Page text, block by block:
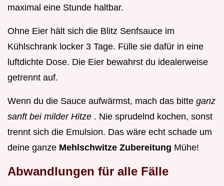
maximal eine Stunde haltbar.
Ohne Eier hält sich die Blitz Senfsauce im
Kühlschrank locker 3 Tage. Fülle sie dafür in eine
luftdichte Dose. Die Eier bewahrst du idealerweise
getrennt auf.
Wenn du die Sauce aufwärmst, mach das bitte ganz
sanft bei milder Hitze . Nie sprudelnd kochen, sonst
trennt sich die Emulsion. Das wäre echt schade um
deine ganze Mehlschwitze Zubereitung Mühe!
Abwandlungen für alle Fälle